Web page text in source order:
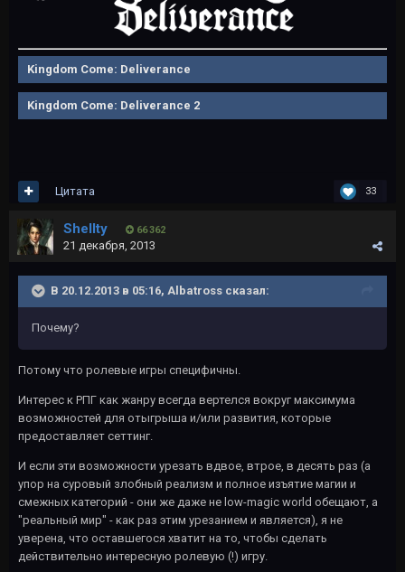
Kingdom Come: Deliverance
Kingdom Come: Deliverance 2
33
Цитата
Shellty 66 362
21 декабря, 2013
В 20.12.2013 в 05:16, Albatross сказал:
Почему?
Потому что ролевые игры специфичны.
Интерес к РПГ как жанру всегда вертелся вокруг максимума
возможностей для отыгрыша и/или развития, которые
предоставляет сеттинг.
И если эти возможности урезать вдвое, втрое, в десять раз (а
упор на суровый злобный реализм и полное изъятие магии и
смежных категорий - они же даже не low-magic world обещают, а
"реальный мир" - как раз этим урезанием и является), я не
уверена, что оставшегося хватит на то, чтобы сделать
действительно интересную ролевую (!) игру.